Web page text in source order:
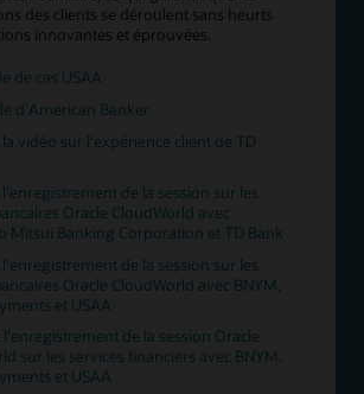
des clients se déroulent sans heurts
innovantes et éprouvées.
de cas USAA
d'American Banker
vidéo sur l'expérience client de TD
de la session sur les
Oracle CloudWorld avec
Mitsui Banking Corporation et TD Bank
de la session sur les
Oracle CloudWorld avec BNYM,
et USAA
l'enregistrement de la session Oracle
sur les services financiers avec BNYM,
et USAA